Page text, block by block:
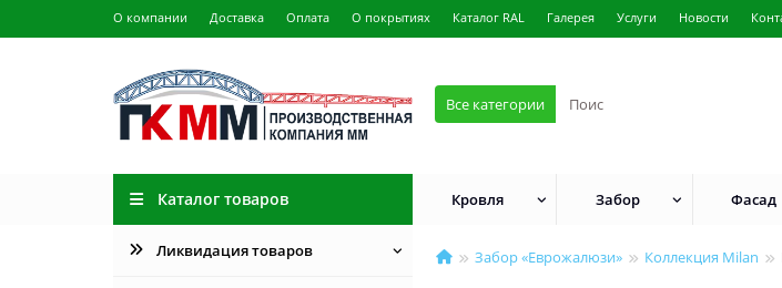
О компании Доставка Оплата О покрытиях Каталог RAL Галерея Услуги Новости
Все категории
Каталог товаров
Ликвидация товаров
Кровля Забор Фасад
Забор «Еврожалюзи» Коллекция Milan